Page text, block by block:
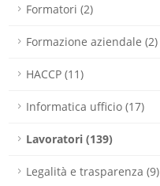
Formatori (2)
Formazione aziendale (2)
HACCP (11)
Informatica ufficio (17)
Lavoratori (139)
Legalità e trasparenza (9)